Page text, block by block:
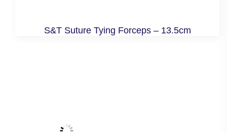
S&T Suture Tying Forceps – 13.5cm